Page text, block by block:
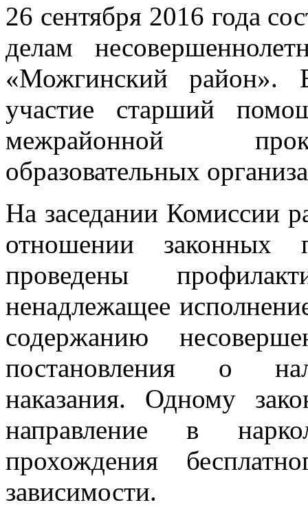
26 сентября 2016 года
делам
«Можгинский район».
участие старший
межрайонной
образовательных
На заседании Комиссии
отношении законных
проведены
ненадлежащее
содержанию
постановления о
наказания. Одному
направление в
прохождения
зависимости.